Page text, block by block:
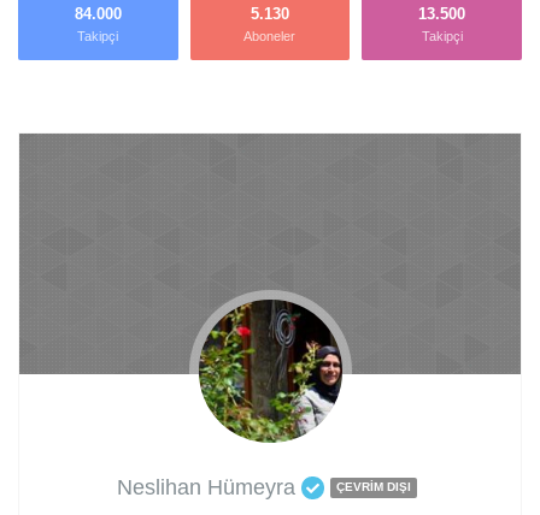
84.000
Takipçi
5.130
Aboneler
13.500
Takipçi
Neslihan Hümeyra ÇEVRIM DIŞI